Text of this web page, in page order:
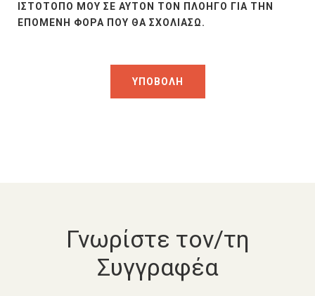
ΙΣΤΌΤΟΠΟ ΜΟΥ ΣΕ ΑΥΤΌΝ ΤΟΝ ΠΛΟΗΓΌ ΓΙΑ ΤΗΝ
ΕΠΌΜΕΝΗ ΦΟΡΆ ΠΟΥ ΘΑ ΣΧΟΛΙΆΣΩ.
Γνωρίστε τον/τη
Συγγραφέα